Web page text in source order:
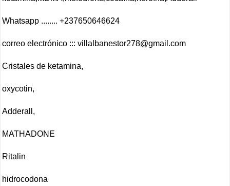
Whatsapp ........ +237650646624
correo electrónico ::: villalbanestor278@gmail.com
Cristales de ketamina,
oxycotin,
Adderall,
MATHADONE
Ritalin
hidrocodona